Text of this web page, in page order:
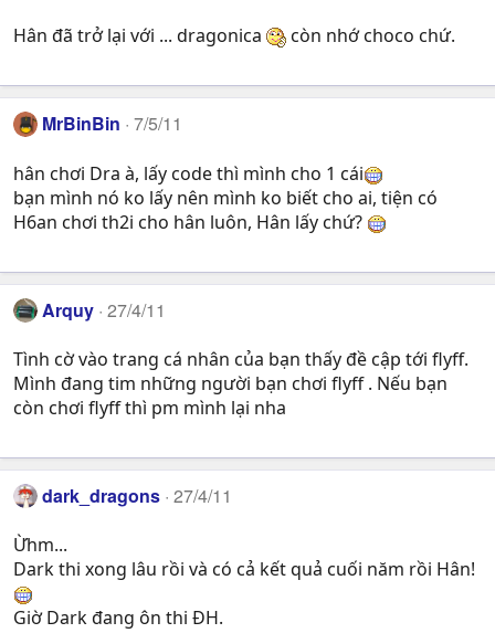
Hân đã trở lại với ... dragonica còn nhớ choco chứ.
MrBinBin 7/5/11
hân chơi Dra à, lấy code thì mình cho 1 cái
bạn mình nó ko lấy nên mình ko biết cho ai, tiện có
H6an chơi th2i cho hân luôn, Hân lấy chứ?
Arquy 27/4/11
Tình cờ vào trang cá nhân của bạn thấy đề cập tới flyff.
Mình đang tim những người bạn chơi flyff . Nếu bạn
còn chơi flyff thì pm mình lại nha
dark_dragons 27/4/11
Ừhm...
Dark thi xong lâu rồi và có cả kết quả cuối năm rồi Hân!
Giờ Dark đang ôn thi ĐH.